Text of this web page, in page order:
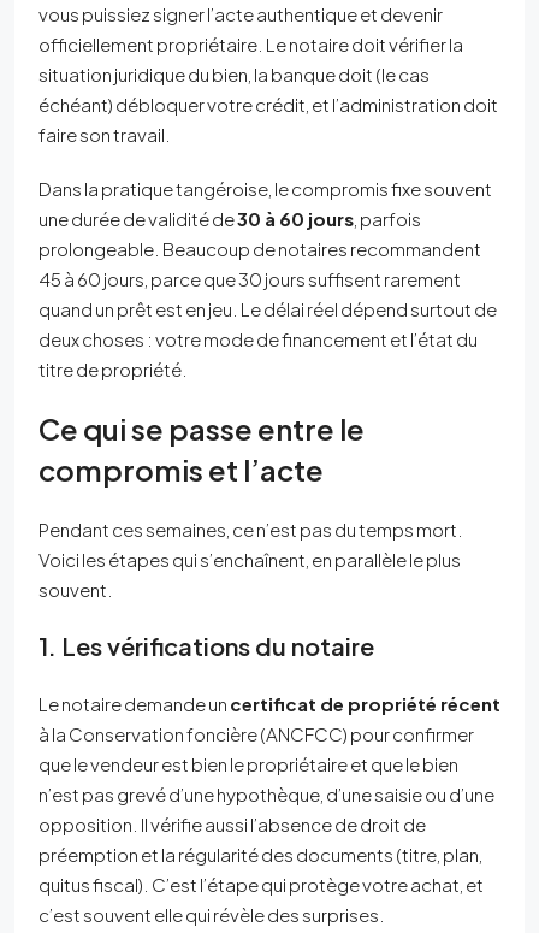
vous puissiez signer l’acte authentique et devenir
officiellement propriétaire. Le notaire doit vérifier la
situation juridique du bien, la banque doit (le cas
échéant) débloquer votre crédit, et l’administration doit
faire son travail.
Dans la pratique tangéroise, le compromis fixe souvent
une durée de validité de30 à 60 jours , parfois
prolongeable. Beaucoup de notaires recommandent
45 à 60 jours, parce que 30 jours suffisent rarement
quand un prêt est en jeu. Le délai réel dépend surtout de
deux choses : votre mode de financement et l’état du
titre de propriété.
Ce qui se passe entre le
compromis et l’acte
Pendant ces semaines, ce n’est pas du temps mort.
Voici les étapes qui s’enchaînent, en parallèle le plus
souvent.
1. Les vérifications du notaire
Le notaire demande un certificat de propriété récent
à la Conservation foncière (ANCFCC) pour confirmer
que le vendeur est bien le propriétaire et que le bien
n’est pas grevé d’une hypothèque, d’une saisie ou d’une
opposition. Il vérifie aussi l’absence de droit de
préemption et la régularité des documents (titre, plan,
quitus fiscal). C’est l’étape qui protège votre achat, et
c’est souvent elle qui révèle des surprises.